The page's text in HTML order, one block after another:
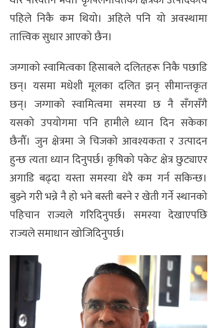
पहिले निकै कम थियो। अहिले पनि यो अवस्थामा
तात्त्विक सुधार आएको छैन।
जग्गाको स्वामित्वका हिसाबले दलितहरू निकै पछाडि
छन्। यसमा मधेशी मूलका दलित झन् सीमान्तकृत
छन्। जग्गाको स्वामित्वमा समस्या छ नै सँगसँगै
यसको उपयोगमा पनि हामीले ध्यान दिन सकेका
छैनौँ। जुन क्षेत्रमा जे चिजको आवश्यकता र उत्पादन
हुन्छ त्यता ध्यान दिनुपर्छ। कृषिको पकेट क्षेत्र छुट्याएर
अगाडि बढ्दा यस्ता समस्या धेरै कम गर्न सकिन्छ।
बुझ्ने गरी भन्ने नै हो भने बस्ती बस्ने र खेती गर्ने स्थानको
पहिचान राज्यले गरिदिनुपर्छ। समस्या देखाएपछि
राज्यले समाधान खोजिदिनुपर्छ।